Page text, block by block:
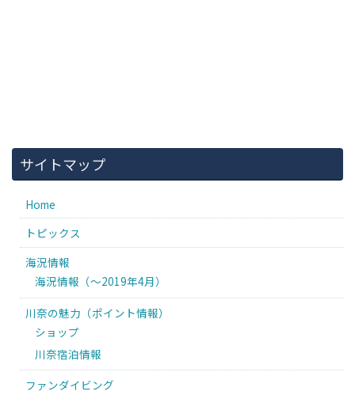
サイトマップ
Home
トピックス
海況情報
海況情報（〜2019年4月）
川奈の魅力（ポイント情報）
ショップ
川奈宿泊情報
ファンダイビング